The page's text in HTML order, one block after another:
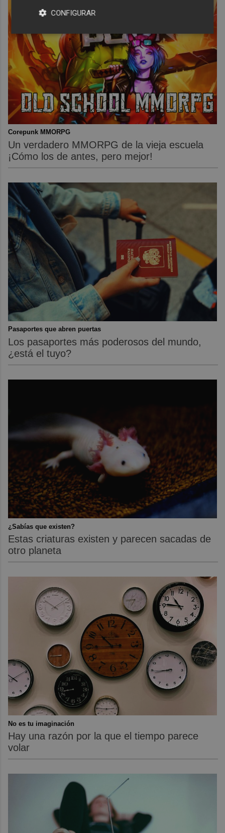
Corepunk MMORPG
Un verdadero MMORPG de la vieja escuela
¡Cómo los de antes, pero mejor!
Pasaportes que abren puertas
Los pasaportes más poderosos del mundo,
¿está el tuyo?
¿Sabías que existen?
Estas criaturas existen y parecen sacadas de
otro planeta
No es tu imaginación
Hay una razón por la que el tiempo parece
volar
CONFIGURAR